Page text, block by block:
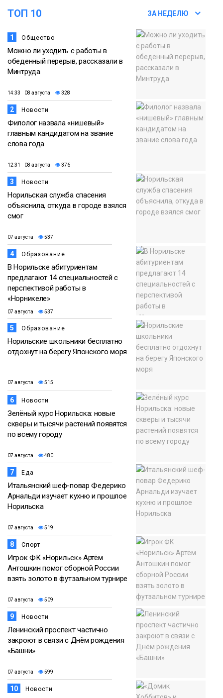
20 июля
Фото
прогрелся до 29 градусов
ТОП 10 ЗА НЕДЕЛЮ
1 Общество
Можно ли уходить с работы в
обеденный перерыв, рассказали в
Минтруда
14:33 08 августа 328
2 Новости
Филолог назвала «нишевый»
главным кандидатом на звание
слова года
12:31 08 августа 376
3 Новости
Норильская служба спасения
объяснила, откуда в городе взялся
смог
07 августа 537
4 Образование
В Норильске абитуриентам
предлагают 14 специальностей с
перспективой работы в
«Норникеле»
07 августа 537
5 Образование
Норильские школьники бесплатно
отдохнут на берегу Японского моря
07 августа 515
6 Новости
Зелёный курс Норильска: новые
скверы и тысячи растений появятся
по всему городу
07 августа 480
7 Еда
Итальянский шеф-повар Федерико
Арнальди изучает кухню и прошлое
Норильска
07 августа 519
8 Спорт
Игрок ФК «Норильск» Артём
Антошкин помог сборной России
взять золото в футзальном турнире
07 августа 509
9 Новости
Ленинский проспект частично
закроют в связи с Днём рождения
«Башни»
07 августа 599
10 Новости